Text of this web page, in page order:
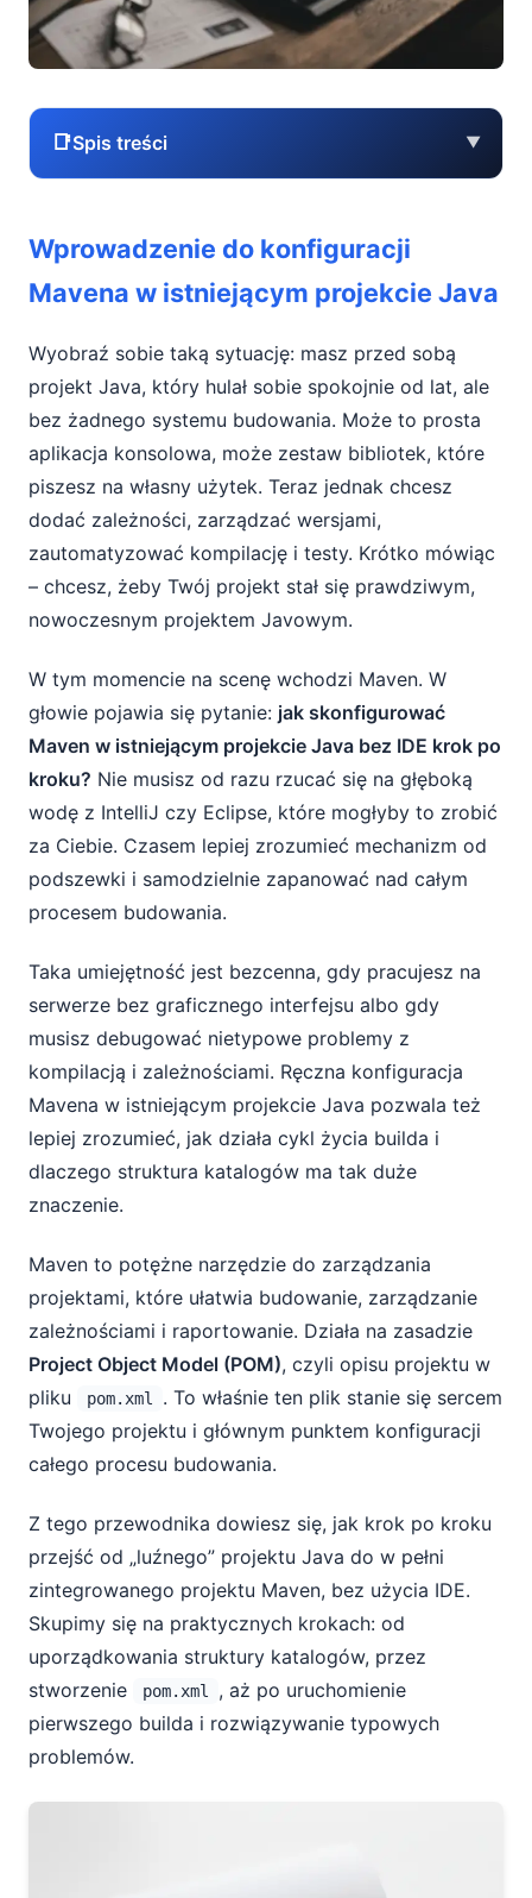
📑Spis treści ▼
istniejącym projekcie Java
Dlaczego warto używać Mavena w
istniejącym projekcie
Wymagania wstępne przed konfiguracją
Mavena
Standaryzacja struktury katalogów projektu
Tworzenie pliku pom.xml – serca projektu
Maven
Konfiguracja procesu kompilacji i budowania
Pierwsze budowanie projektu Maven bez
użycia IDE
Uruchamianie aplikacji jako wykonywalnego
Typowe problemy i ich rozwiązywanie
Co dalej po podstawowej konfiguracji
Mavena
Wprowadzenie do konfiguracji
Mavena w istniejącym projekcie Java
Wyobraź sobie taką sytuację: masz przed sobą
projekt Java, który hulał sobie spokojnie od lat, ale
bez żadnego systemu budowania. Może to prosta
aplikacja konsolowa, może zestaw bibliotek, które
piszesz na własny użytek. Teraz jednak chcesz
dodać zależności, zarządzać wersjami,
zautomatyzować kompilację i testy. Krótko mówiąc
– chcesz, żeby Twój projekt stał się prawdziwym,
nowoczesnym projektem Javowym.
W tym momencie na scenę wchodzi Maven. W
głowie pojawia się pytanie: jak skonfigurować
Maven w istniejącym projekcie Java bez IDE krok po
kroku? Nie musisz od razu rzucać się na głęboką
wodę z IntelliJ czy Eclipse, które mogłyby to zrobić
za Ciebie. Czasem lepiej zrozumieć mechanizm od
podszewki i samodzielnie zapanować nad całym
procesem budowania.
Taka umiejętność jest bezcenna, gdy pracujesz na
serwerze bez graficznego interfejsu albo gdy
musisz debugować nietypowe problemy z
kompilacją i zależnościami. Ręczna konfiguracja
Mavena w istniejącym projekcie Java pozwala też
lepiej zrozumieć, jak działa cykl życia builda i
dlaczego struktura katalogów ma tak duże
znaczenie.
Maven to potężne narzędzie do zarządzania
projektami, które ułatwia budowanie, zarządzanie
zależnościami i raportowanie. Działa na zasadzie
Project Object Model (POM), czyli opisu projektu w
pliku
pom.xml
. To właśnie ten plik stanie się sercem
Twojego projektu i głównym punktem konfiguracji
całego procesu budowania.
Z tego przewodnika dowiesz się, jak krok po kroku
przejść od „luźnego” projektu Java do w pełni
zintegrowanego projektu Maven, bez użycia IDE.
Skupimy się na praktycznych krokach: od
uporządkowania struktury katalogów, przez
stworzenie
pom.xml
, aż po uruchomienie
pierwszego builda i rozwiązywanie typowych
problemów.